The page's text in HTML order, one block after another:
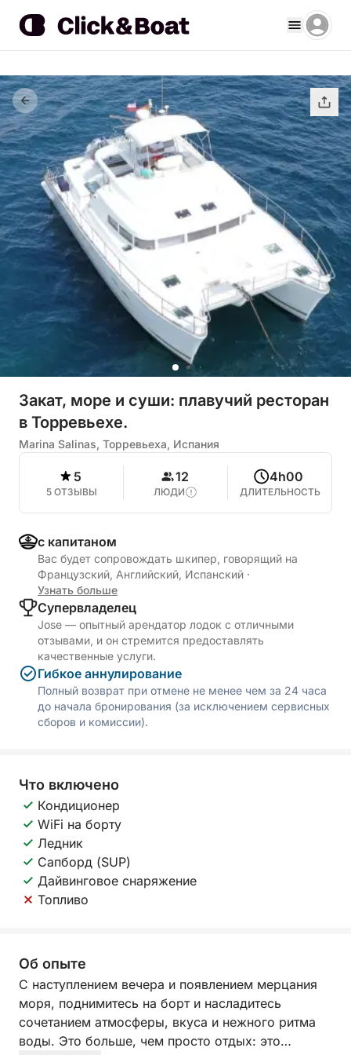
Закат, море и суши: плавучий ресторан
в Торревьехе.
Marina Salinas, Торревьеха, Испания
5
5 ОТЗЫВЫ
12
ЛЮДИ
4h00
ДЛИТЕЛЬНОСТЬ
с капитаном
Вас будет сопровождать шкипер, говорящий на
Французский, Английский, Испанский ·
Узнать больше
Cупервладелец
Jose — опытный арендатор лодок с отличными
отзывами, и он стремится предоставлять
качественные услуги.
Гибкое аннулирование
Полный возврат при отмене не менее чем за 24 часа
до начала бронирования (за исключением сервисных
сборов и комиссии).
Что включено
Кондиционер
WiFi на борту
Ледник
Сапборд (SUP)
Дайвинговое снаряжение
Топливо
Об опыте
С наступлением вечера и появлением мерцания
моря, поднимитесь на борт и насладитесь
сочетанием атмосферы, вкуса и нежного ритма
воды. Это больше, чем просто отдых: это